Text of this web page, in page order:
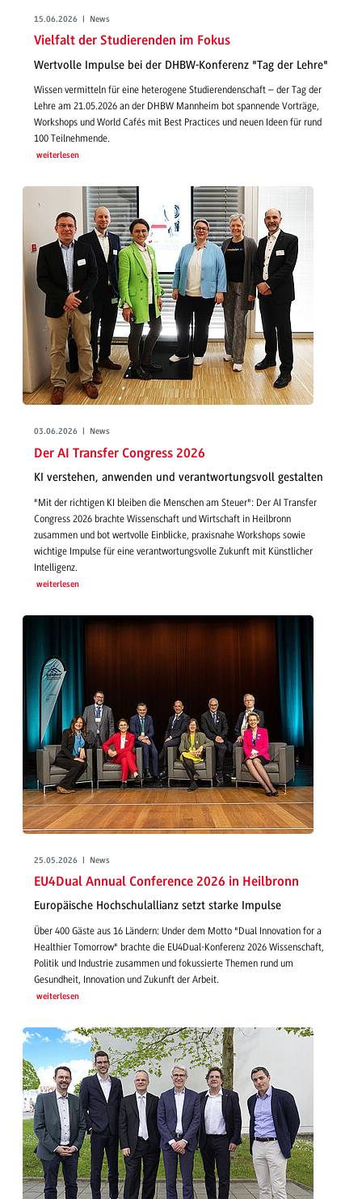
15.06.2026 | News
Vielfalt der Studierenden im Fokus
Wertvolle Impulse bei der DHBW-Konferenz "Tag der Lehre"
Wissen vermitteln für eine heterogene Studierendenschaft – der Tag der
Lehre am 21.05.2026 an der DHBW Mannheim bot spannende Vorträge,
Workshops und World Cafés mit Best Practices und neuen Ideen für rund
100 Teilnehmende.
weiterlesen
03.06.2026 | News
Der AI Transfer Congress 2026
KI verstehen, anwenden und verantwortungsvoll gestalten
"Mit der richtigen KI bleiben die Menschen am Steuer": Der AI Transfer
Congress 2026 brachte Wissenschaft und Wirtschaft in Heilbronn
zusammen und bot wertvolle Einblicke, praxisnahe Workshops sowie
wichtige Impulse für eine verantwortungsvolle Zukunft mit Künstlicher
Intelligenz.
weiterlesen
25.05.2026 | News
EU4Dual Annual Conference 2026 in Heilbronn
Europäische Hochschulallianz setzt starke Impulse
Über 400 Gäste aus 16 Ländern: Under dem Motto "Dual Innovation for a
Healthier Tomorrow" brachte die EU4Dual-Konferenz 2026 Wissenschaft,
Politik und Industrie zusammen und fokussierte Themen rund um
Gesundheit, Innovation und Zukunft der Arbeit.
weiterlesen